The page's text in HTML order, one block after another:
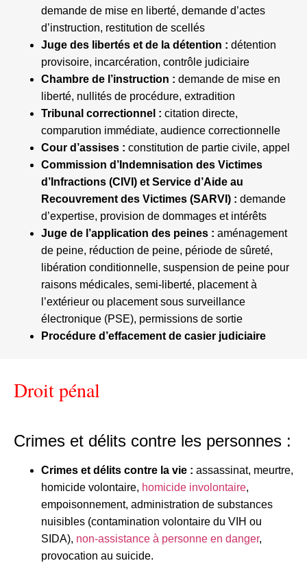
demande de mise en liberté, demande d’actes
d’instruction, restitution de scellés
Juge des libertés et de la détention : détention
provisoire, incarcération, contrôle judiciaire
Chambre de l’instruction : demande de mise en
liberté, nullités de procédure, extradition
Tribunal correctionnel : citation directe,
comparution immédiate, audience correctionnelle
Cour d’assises : constitution de partie civile, appel
Commission d’Indemnisation des Victimes
d’Infractions (CIVI) et Service d’Aide au
Recouvrement des Victimes (SARVI) : demande
d’expertise, provision de dommages et intérêts
Juge de l’application des peines : aménagement
de peine, réduction de peine, période de sûreté,
libération conditionnelle, suspension de peine pour
raisons médicales, semi-liberté, placement à
l’extérieur ou placement sous surveillance
électronique (PSE), permissions de sortie
Procédure d’effacement de casier judiciaire
Droit pénal
Crimes et délits contre les personnes :
Crimes et délits contre la vie : assassinat, meurtre,
homicide volontaire, homicide involontaire,
empoisonnement, administration de substances
nuisibles (contamination volontaire du VIH ou
SIDA), non-assistance à personne en danger,
provocation au suicide.